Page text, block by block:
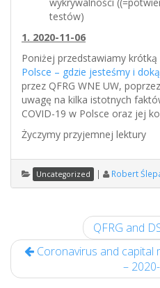
testów)
1. 2020-11-06
Poniżej przedstawiamy krótką
Polsce – gdzie jesteśmy i
przez QFRG WNE UW,
uwagę na kilka istotnych
COVID-19 w Polsce oraz jej
Życzymy przyjemnej lektury
Uncategorized | Robert
QFRG and
Coronavirus and capital
–